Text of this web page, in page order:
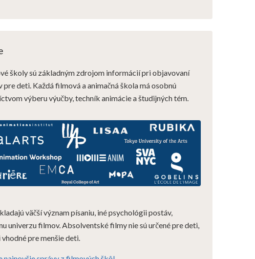
školy sú základným zdrojom informácií pri objavovaní
deti. Každá filmová a animačná škola má osobnú
výberu výučby, techník animácie a študijných tém.
väčší význam písaniu, iné psychológii postáv,
univerzu filmov. Absolventské filmy nie sú určené pre deti,
pre menšie deti.